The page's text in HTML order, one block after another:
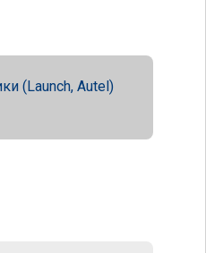
(Launch, Autel)